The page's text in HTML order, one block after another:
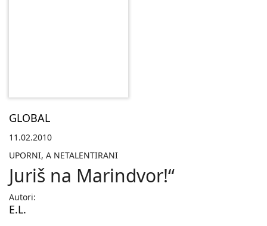
GLOBAL
11.02.2010
UPORNI, A NETALENTIRANI
Juriš na Marindvor!“
Autori:
E.L.